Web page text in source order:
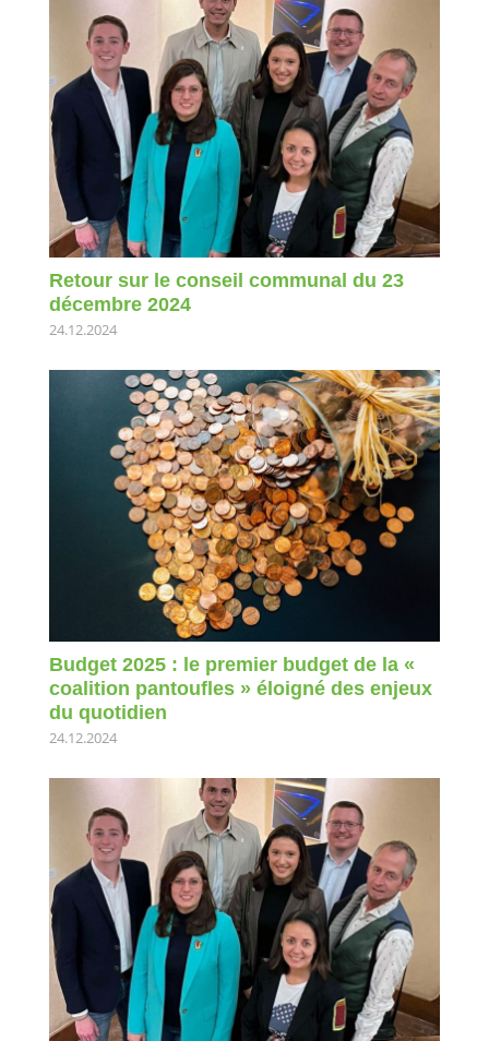
Retour sur le conseil communal du 23
décembre 2024
24.12.2024
Budget 2025 : le premier budget de la «
coalition pantoufles » éloigné des enjeux
du quotidien
24.12.2024